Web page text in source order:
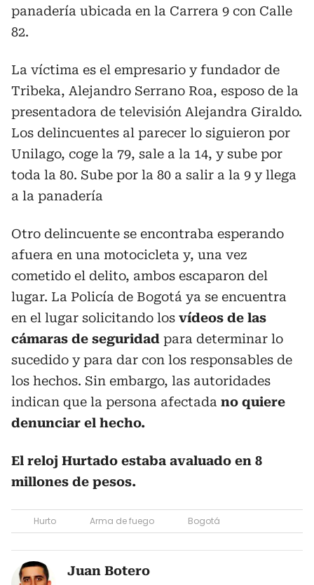
panadería ubicada en la Carrera 9 con Calle
82.
La víctima es el empresario y fundador de
Tribeka, Alejandro Serrano Roa, esposo de la
presentadora de televisión Alejandra Giraldo.
Los delincuentes al parecer lo siguieron por
Unilago, coge la 79, sale a la 14, y sube por
toda la 80. Sube por la 80 a salir a la 9 y llega
a la panadería
Otro delincuente se encontraba esperando
afuera en una motocicleta y, una vez
cometido el delito, ambos escaparon del
lugar. La Policía de Bogotá ya se encuentra
en el lugar solicitando los vídeos de las
cámaras de seguridad para determinar lo
sucedido y para dar con los responsables de
los hechos. Sin embargo, las autoridades
indican que la persona afectada no quiere
denunciar el hecho.
El reloj Hurtado estaba avaluado en 8
millones de pesos.
Hurto Arma de fuego Bogotá
Juan Botero